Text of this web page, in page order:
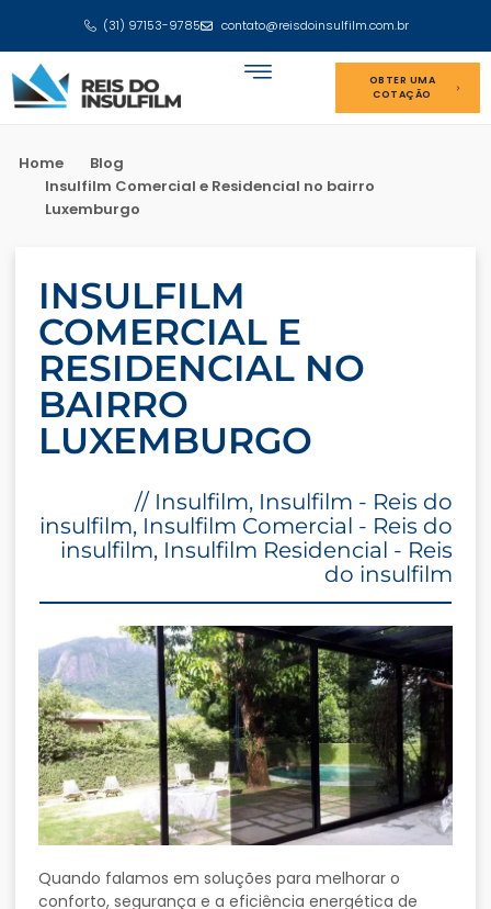
(31) 97153-9785 contato@reisdoinsulfilm.com.br
OBTER UMA
COTAÇÃO
Home
Blog
Insulfilm Comercial e Residencial no bairro
Luxemburgo
INSULFILM
COMERCIAL E
RESIDENCIAL NO
BAIRRO
LUXEMBURGO
// Insulfilm, Insulfilm - Reis do
insulfilm, Insulfilm Comercial - Reis do
insulfilm, Insulfilm Residencial - Reis
do insulfilm
Quando falamos em soluções para melhorar o
conforto, segurança e a eficiência energética de